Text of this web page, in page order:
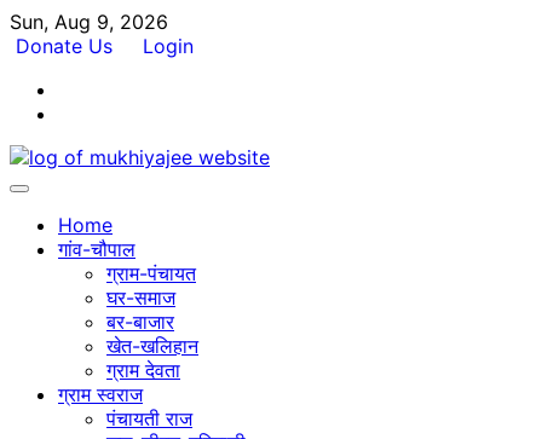
Skip
to
Sun, Aug 9, 2026
Donate Us
Login
Home
गांव-चौपाल
ग्राम-पंचायत
घर-समाज
बर-बाजार
खेत-खलिहान
ग्राम देवता
ग्राम स्वराज
पंचायती राज